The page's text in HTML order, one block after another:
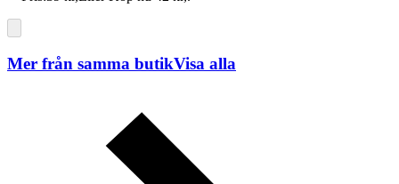
Mer från samma butikVisa alla